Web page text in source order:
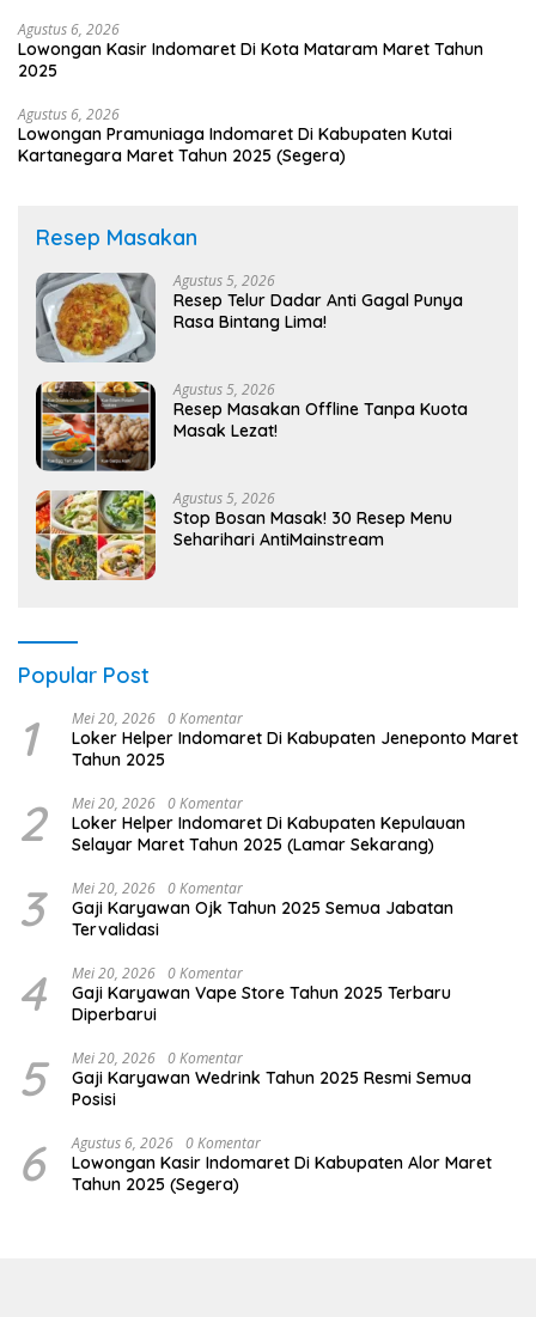
Agustus 6, 2026
Lowongan Kasir Indomaret Di Kota Mataram Maret Tahun
2025
Agustus 6, 2026
Lowongan Pramuniaga Indomaret Di Kabupaten Kutai
Kartanegara Maret Tahun 2025 (Segera)
Resep Masakan
Agustus 5, 2026
Resep Telur Dadar Anti Gagal Punya
Rasa Bintang Lima!
Agustus 5, 2026
Resep Masakan Offline Tanpa Kuota
Masak Lezat!
Agustus 5, 2026
Stop Bosan Masak! 30 Resep Menu
Seharihari AntiMainstream
Popular Post
1 Mei 20, 2026 0 Komentar
Loker Helper Indomaret Di Kabupaten Jeneponto Maret
Tahun 2025
2 Mei 20, 2026 0 Komentar
Loker Helper Indomaret Di Kabupaten Kepulauan
Selayar Maret Tahun 2025 (Lamar Sekarang)
3 Mei 20, 2026 0 Komentar
Gaji Karyawan Ojk Tahun 2025 Semua Jabatan
Tervalidasi
4 Mei 20, 2026 0 Komentar
Gaji Karyawan Vape Store Tahun 2025 Terbaru
Diperbarui
5 Mei 20, 2026 0 Komentar
Gaji Karyawan Wedrink Tahun 2025 Resmi Semua
Posisi
6 Agustus 6, 2026 0 Komentar
Lowongan Kasir Indomaret Di Kabupaten Alor Maret
Tahun 2025 (Segera)